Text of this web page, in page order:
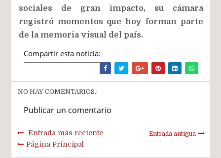
sociales de gran impacto, su cámara
registró momentos que hoy forman parte
de la memoria visual del país.
Compartir esta noticia:
NO HAY COMENTARIOS.:
Publicar un comentario
Entrada más reciente Entrada antigua
Página Principal